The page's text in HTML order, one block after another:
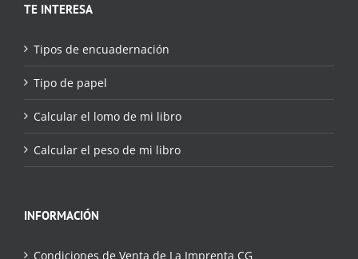
TE INTERESA
Tipos de encuadernación
Tipo de papel
Calcular el lomo de mi libro
Calcular el peso de mi libro
INFORMACIÓN
Condiciones de Venta de La Imprenta CG